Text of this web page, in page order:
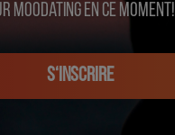
MOOdating en ce moment!
S‘INSCRIRE